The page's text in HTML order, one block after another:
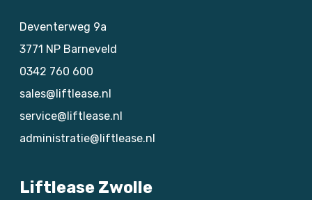
Deventerweg 9a
3771 NP Barneveld
0342 760 600
sales@liftlease.nl
service@liftlease.nl
administratie@liftlease.nl
Liftlease Zwolle